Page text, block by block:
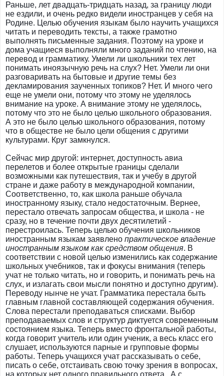
Раньше, лет двадцать-тридцать назад, за границу люди
не ездили, и очень редко видели иностранцев у себя на
Родине. Целью обучения языкам было научить учащихся
читать и переводить тексты, а также грамотно
выполнять письменные задания. Поэтому на уроке и
дома учащиеся выполняли много заданий по чтению, на
перевод и грамматику. Умели ли школьники тех лет
понимать иноязычную речь на слух? Нет. Умели ли они
разговаривать на бытовые и другие темы без
декламирования заученных топиков? Нет. И много чего
еще не умели они, потому что этому не уделялось
внимание на уроке. А внимание этому не уделялось,
потому что это не было целью школьного образования.
А это не было целью школьного образования, потому
что в обществе не было цели общения с другими
культурами. Круг замкнулся.
Сейчас мир другой: интернет, доступность авиа
перелетов и более открытые границы сделали
возможными как путешествия, так и учебу в другой
стране и даже работу в международной компании,
Соответственно, то, как школа раньше обучала
иностранному языку, стало недостаточным. Вернее,
перестало отвечать запросам общества, и школа - не
сразу, но в течение почти двух десятилетий -
перестроилась. Теперь целью обучения школьников
иностранным языкам заявлено практическое владение
иностранным языком как средством общения. В
соответствии с новой целью изменились как содержание
школьных учебников, так и фокусы внимания (теперь
учат не только читать, но и говорить, и понимать речь на
слух, и излагать свои мысли понятно и доступно другим).
Переводу нынче не учат. Грамматика перестала быть
главным главной составляющей содержания обучения.
Слова перестали преподаваться списками. Выбор
преподаваемых слов и структур диктуется современным
состоянием языка. Теперь вместо фронтальной работы,
когда говорит учитель или один ученик, а весь класс его
слушает, используются парные и групповые формы
работы. Теперь учащихся учат рассказывать о себе,
писать о себе, отстаивать свою точку зрения в вопросах,